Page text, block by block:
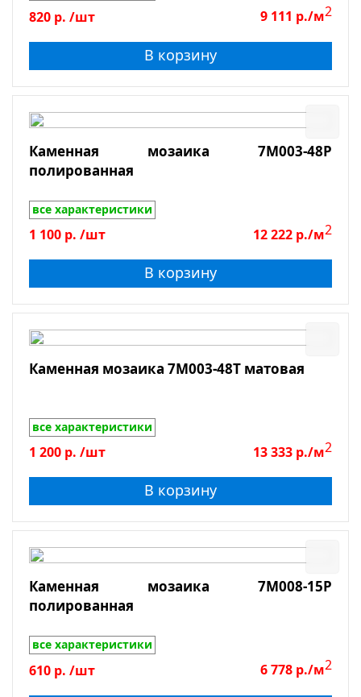
820 р. /шт 9 111 р./м2
В корзину
Каменная мозаика 7M003-48P
полированная
все характеристики
1 100 р. /шт 12 222 р./м2
В корзину
Каменная мозаика 7M003-48T матовая
все характеристики
1 200 р. /шт 13 333 р./м2
В корзину
Каменная мозаика 7M008-15P
полированная
все характеристики
610 р. /шт 6 778 р./м2